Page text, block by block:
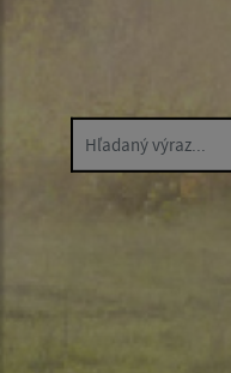
Hľadaný výraz...